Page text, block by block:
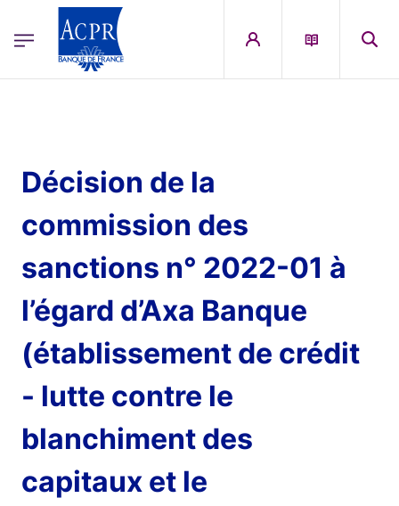
ACPR Menu Principal (French)
Décision de la
commission des
sanctions n° 2022-01 à
l’égard d’Axa Banque
(établissement de crédit
- lutte contre le
blanchiment des
capitaux et le